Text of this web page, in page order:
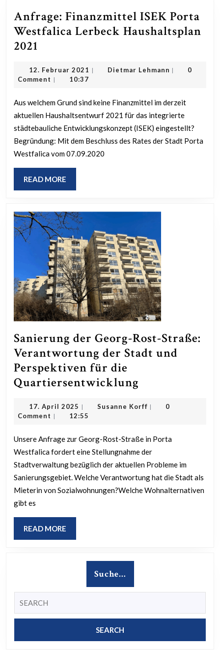
Waldbrand
Anfrage: Finanzmittel ISEK Porta
Westfalica Lerbeck Haushaltsplan
2021
ISEK
Westfalica
Lerbeck
Haushaltsplan
2021
12. Februar 2021 12.
| Dietmar Lehmann Dietmar
|
0
Comment | 10:37
Aus welchem Grund sind keine Finanzmittel im derzeit
aktuellen Haushaltsentwurf 2021 für das integrierte
städtebauliche Entwicklungskonzept (ISEK) eingestellt?
Begründung: Mit dem Beschluss des Rates der Stadt Porta
Westfalica vom 07.09.2020
READ MORE
MORE
Sanierung der Georg-Rost-Straße:
Verantwortung der Stadt und
Perspektiven für die
Quartiersentwicklung
Georg-
Straße:
der
Stadt
17. April 2025 17.
April
| Susanne KorffSusanne
|
0
Comment | 12:55
Unsere Anfrage zur Georg-Rost-Straße in Porta
Westfalica fordert eine Stellungnahme der
Stadtverwaltung bezüglich der aktuellen Probleme im
Sanierungsgebiet. Welche Verantwortung hat die Stadt als
Mieterin von Sozialwohnungen?Welche Wohnalternativen
gibt es
READ MORE
MORE
Suche…
for: